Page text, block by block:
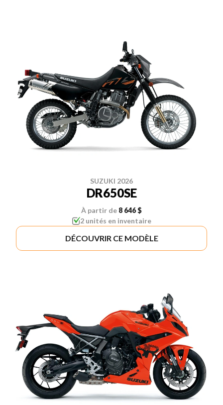
SUZUKI 2026
DR650SE
À partir de 8 646 $
2 unités en inventaire
DÉCOUVRIR CE MODÈLE